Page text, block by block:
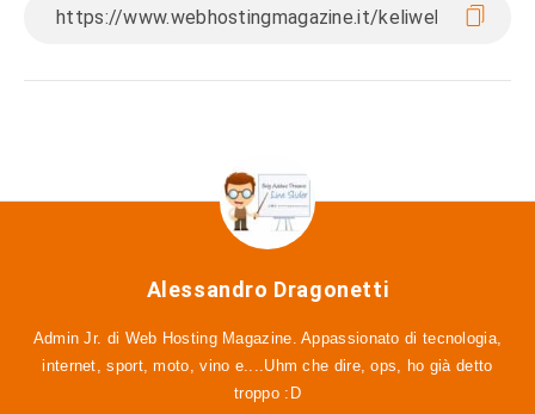
Alessandro Dragonetti
Admin Jr. di Web Hosting Magazine. Appassionato di tecnologia,
internet, sport, moto, vino e....Uhm che dire, ops, ho già detto
troppo :D